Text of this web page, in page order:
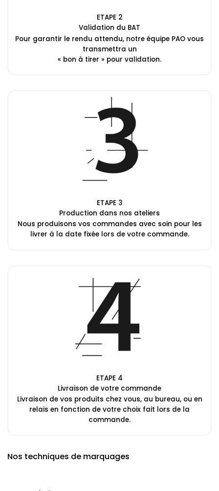
ETAPE 2
Validation du BAT
Pour garantir le rendu attendu, notre équipe PAO vous
transmettra un
« bon à tirer » pour validation.
ETAPE 3
Production dans nos ateliers
Nous produisons vos commandes avec soin pour les
livrer à la date fixée lors de votre commande.
ETAPE 4
Livraison de votre commande
Livraison de vos produits chez vous, au bureau, ou en
relais en fonction de votre choix fait lors de la
commande.
Nos techniques de marquages